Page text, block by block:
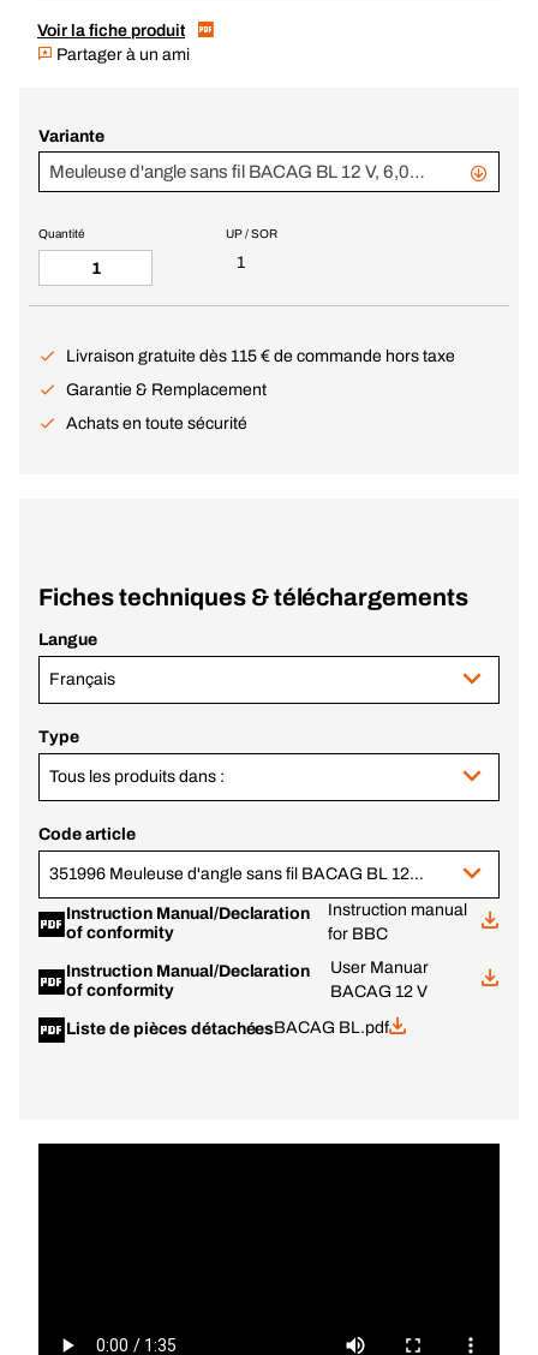
Voir la fiche produit
Partager à un ami
Variante
Meuleuse d'angle sans fil BACAG BL 12 V, 6,0 Ah, BC+
UP / SOR
1
Quantité
Livraison gratuite dès 115 € de commande hors taxe
Garantie & Remplacement
Achats en toute sécurité
Fiches techniques & téléchargements
Langue
Français
Type
Tous les produits dans :
Code article
351996 Meuleuse d'angle sans fil BACAG BL 12 V, 6,0 Ah, BC+
Instruction Manual/Declaration
of conformity
Instruction manual
for BBC
Instruction Manual/Declaration
of conformity
User Manuar
BACAG 12 V
Liste de pièces détachéesBACAG BL.pdf